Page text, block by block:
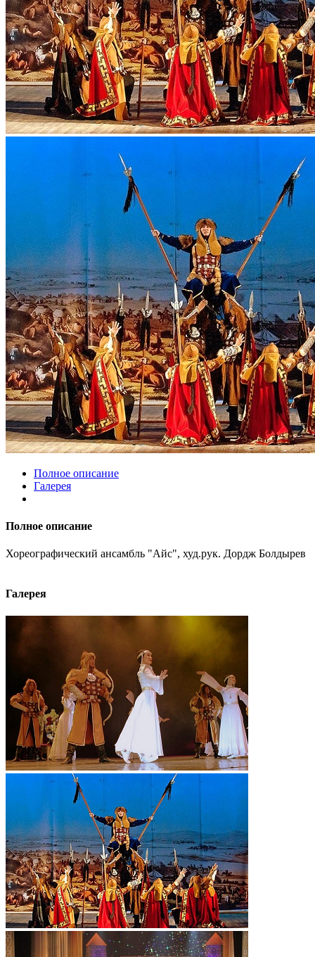
Полное описание
Галерея
Полное описание
Хореографический ансамбль "Айс", худ.рук. Дордж Болдырев
Галерея